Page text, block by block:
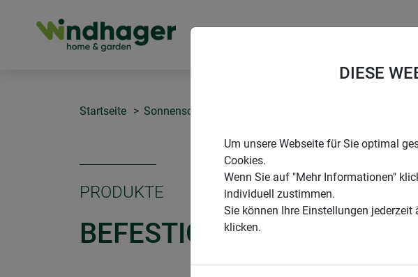
Startseite Sonnenschutz COOL
PRODUKTE
BEFESTIGUNGSCLIPS
DIESE
Um unsere Webseite für Sie optimal
Cookies.
Wenn Sie auf "Mehr Informationen"
individuell zustimmen.
Sie können Ihre Einstellungen
klicken.